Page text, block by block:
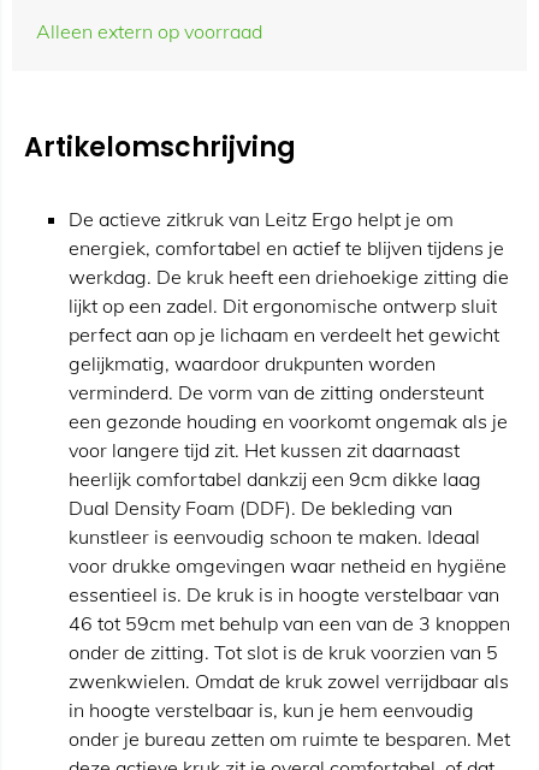
Alleen extern op voorraad
Artikelomschrijving
De actieve zitkruk van Leitz Ergo helpt je om
energiek, comfortabel en actief te blijven tijdens je
werkdag. De kruk heeft een driehoekige zitting die
lijkt op een zadel. Dit ergonomische ontwerp sluit
perfect aan op je lichaam en verdeelt het gewicht
gelijkmatig, waardoor drukpunten worden
verminderd. De vorm van de zitting ondersteunt
een gezonde houding en voorkomt ongemak als je
voor langere tijd zit. Het kussen zit daarnaast
heerlijk comfortabel dankzij een 9cm dikke laag
Dual Density Foam (DDF). De bekleding van
kunstleer is eenvoudig schoon te maken. Ideaal
voor drukke omgevingen waar netheid en hygiëne
essentieel is. De kruk is in hoogte verstelbaar van
46 tot 59cm met behulp van een van de 3 knoppen
onder de zitting. Tot slot is de kruk voorzien van 5
zwenkwielen. Omdat de kruk zowel verrijdbaar als
in hoogte verstelbaar is, kun je hem eenvoudig
onder je bureau zetten om ruimte te besparen. Met